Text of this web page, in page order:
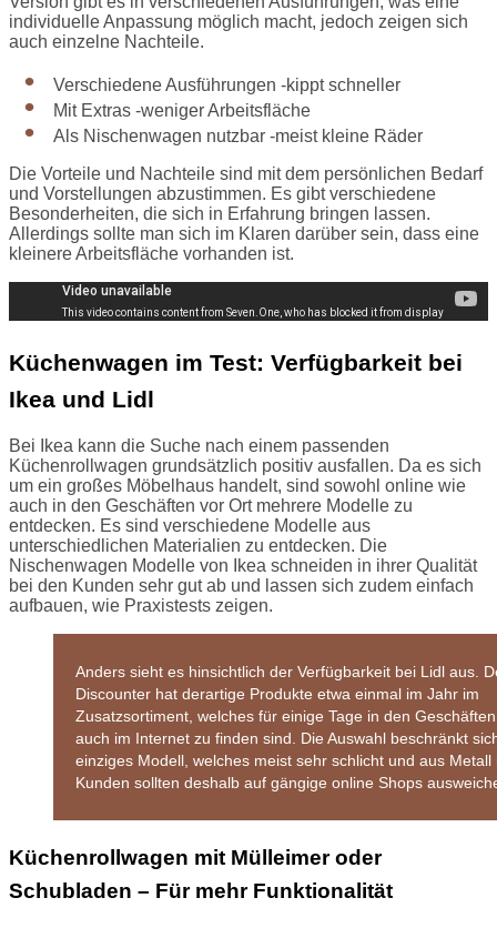
individuelle Anpassung möglich macht, jedoch zeigen sich
auch einzelne Nachteile.
Verschiedene Ausführungen -kippt schneller
Mit Extras -weniger Arbeitsfläche
Als Nischenwagen nutzbar -meist kleine Räder
Die Vorteile und Nachteile sind mit dem persönlichen Bedarf
und Vorstellungen abzustimmen. Es gibt verschiedene
Besonderheiten, die sich in Erfahrung bringen lassen.
Allerdings sollte man sich im Klaren darüber sein, dass eine
kleinere Arbeitsfläche vorhanden ist.
Küchenwagen im Test: Verfügbarkeit bei
Ikea und Lidl
Bei Ikea kann die Suche nach einem passenden
Küchenrollwagen grundsätzlich positiv ausfallen. Da es sich
um ein großes Möbelhaus handelt, sind sowohl online wie
auch in den Geschäften vor Ort mehrere Modelle zu
entdecken. Es sind verschiedene Modelle aus
unterschiedlichen Materialien zu entdecken. Die
Nischenwagen Modelle von Ikea schneiden in ihrer Qualität
bei den Kunden sehr gut ab und lassen sich zudem einfach
aufbauen, wie Praxistests zeigen.
Anders sieht es hinsichtlich der Verfügbarkeit bei Lidl aus.
Discounter hat derartige Produkte etwa einmal im Jahr im
Zusatzsortiment, welches für einige Tage in den
auch im Internet zu finden sind. Die Auswahl beschränkt
einziges Modell, welches meist sehr schlicht und aus Metall
Kunden sollten deshalb auf gängige online Shops
Küchenrollwagen mit Mülleimer oder
Schubladen – Für mehr Funktionalität